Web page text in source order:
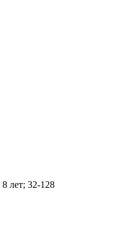
8 лет; 32-128